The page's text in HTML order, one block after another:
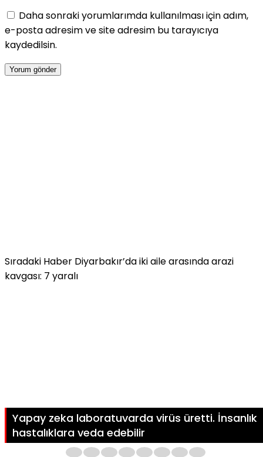
Daha sonraki yorumlarımda kullanılması için adım,
e-posta adresim ve site adresim bu tarayıcıya
kaydedilsin.
Sıradaki Haber Diyarbakır’da iki aile arasında arazi
kavgası: 7 yaralı
Yapay zeka laboratuvarda virüs üretti. İnsanlık
hastalıklara veda edebilir